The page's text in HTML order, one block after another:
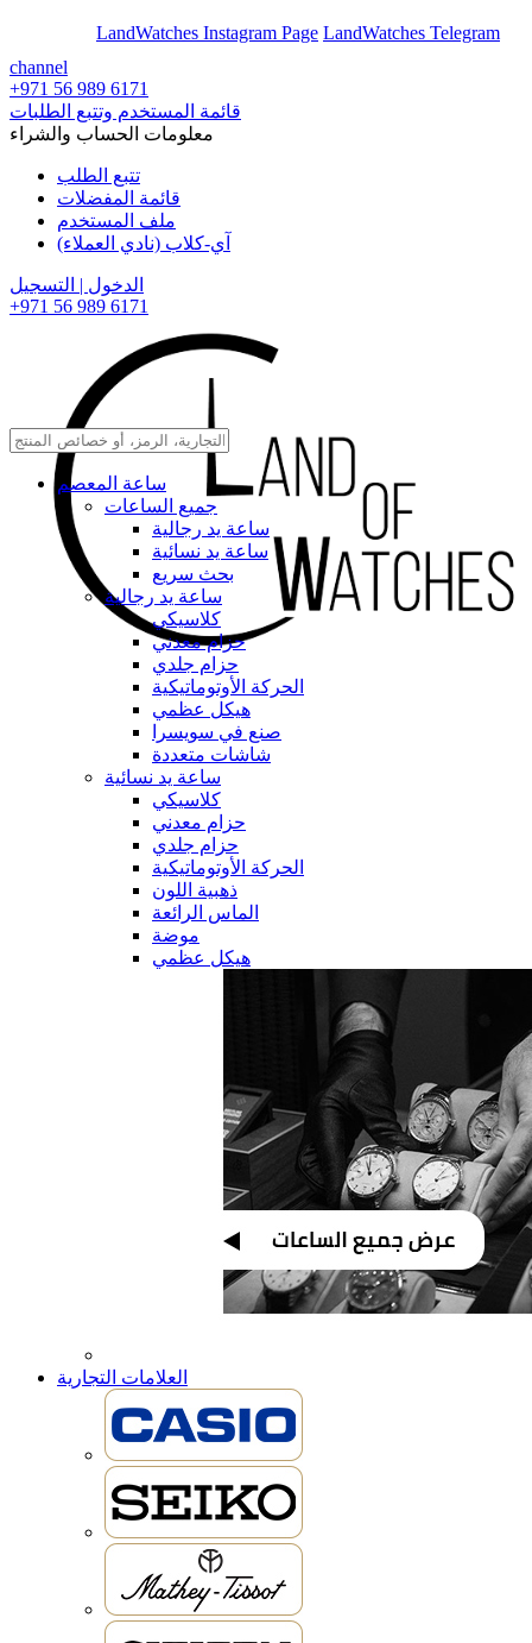
LandWatches Instagram Page LandWatches Telegram
channel
+971 56 989 6171
قائمة المستخدم وتتبع الطلبات
معلومات الحساب والشراء
تتبع الطلب
قائمة المفضلات
ملف المستخدم
آي-كلاب (نادي العملاء)
الدخول | التسجيل
+971 56 989 6171
ساعة المعصم
جميع الساعات
ساعة يد رجالية
ساعة يد نسائية
بحث سريع
ساعة يد رجالية
كلاسيكي
حزام معدني
حزام جلدي
الحركة الأوتوماتيكية
هيكل عظمي
صنع في سويسرا
شاشات متعددة
ساعة يد نسائية
كلاسيكي
حزام معدني
حزام جلدي
الحركة الأوتوماتيكية
ذهبية اللون
الماس الرائعة
موضة
هيكل عظمي
العلامات التجارية